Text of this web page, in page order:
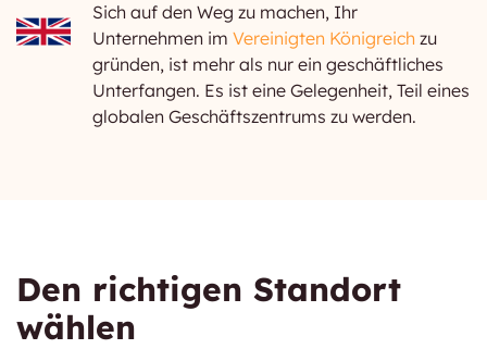
Sich auf den Weg zu machen, Ihr
Unternehmen im Vereinigten Königreich zu
gründen, ist mehr als nur ein geschäftliches
Unterfangen. Es ist eine Gelegenheit, Teil eines
globalen Geschäftszentrums zu werden.
Den richtigen Standort
wählen